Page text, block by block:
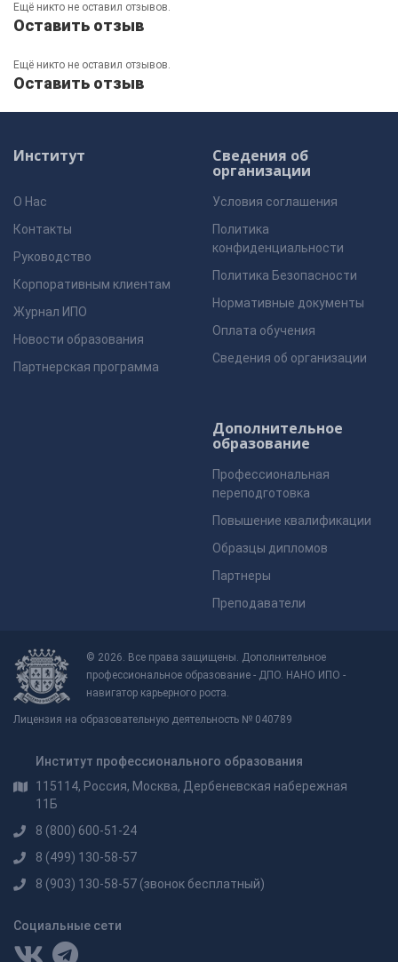
Ещё никто не оставил отзывов.
Оставить отзыв
Ещё никто не оставил отзывов.
Оставить отзыв
Институт
О Нас
Контакты
Руководство
Корпоративным клиентам
Журнал ИПО
Новости образования
Партнерская программа
Сведения об
организации
Условия соглашения
Политика
конфиденциальности
Политика Безопасности
Нормативные документы
Оплата обучения
Сведения об организации
Дополнительное
образование
Профессиональная
переподготовка
Повышение квалификации
Образцы дипломов
Партнеры
Преподаватели
© 2026. Все права защищены. Дополнительное
профессиональное образование - ДПО. НАНО ИПО -
навигатор карьерного роста.
Лицензия на образовательную деятельность № 040789
Институт профессионального образования
115114, Россия, Москва, Дербеневская набережная
11Б
8 (800) 600-51-24
8 (499) 130-58-57
8 (903) 130-58-57 (звонок бесплатный)
Социальные сети